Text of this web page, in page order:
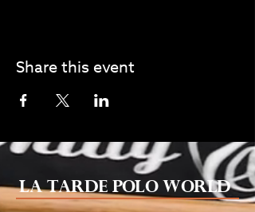
Share this event
La Tarde Polo World